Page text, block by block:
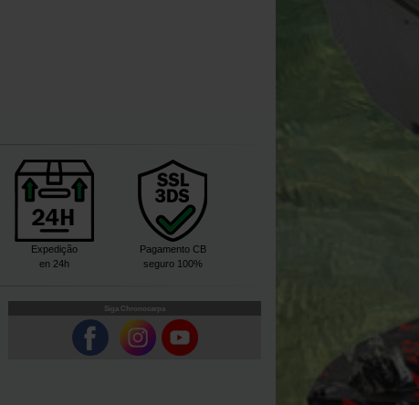
Expedição
en 24h
Pagamento CB
seguro 100%
Siga Chronocarpa